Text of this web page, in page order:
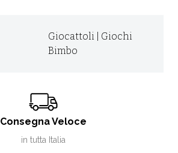
Giocattoli | Giochi
Bimbo
Consegna Veloce
in tutta Italia